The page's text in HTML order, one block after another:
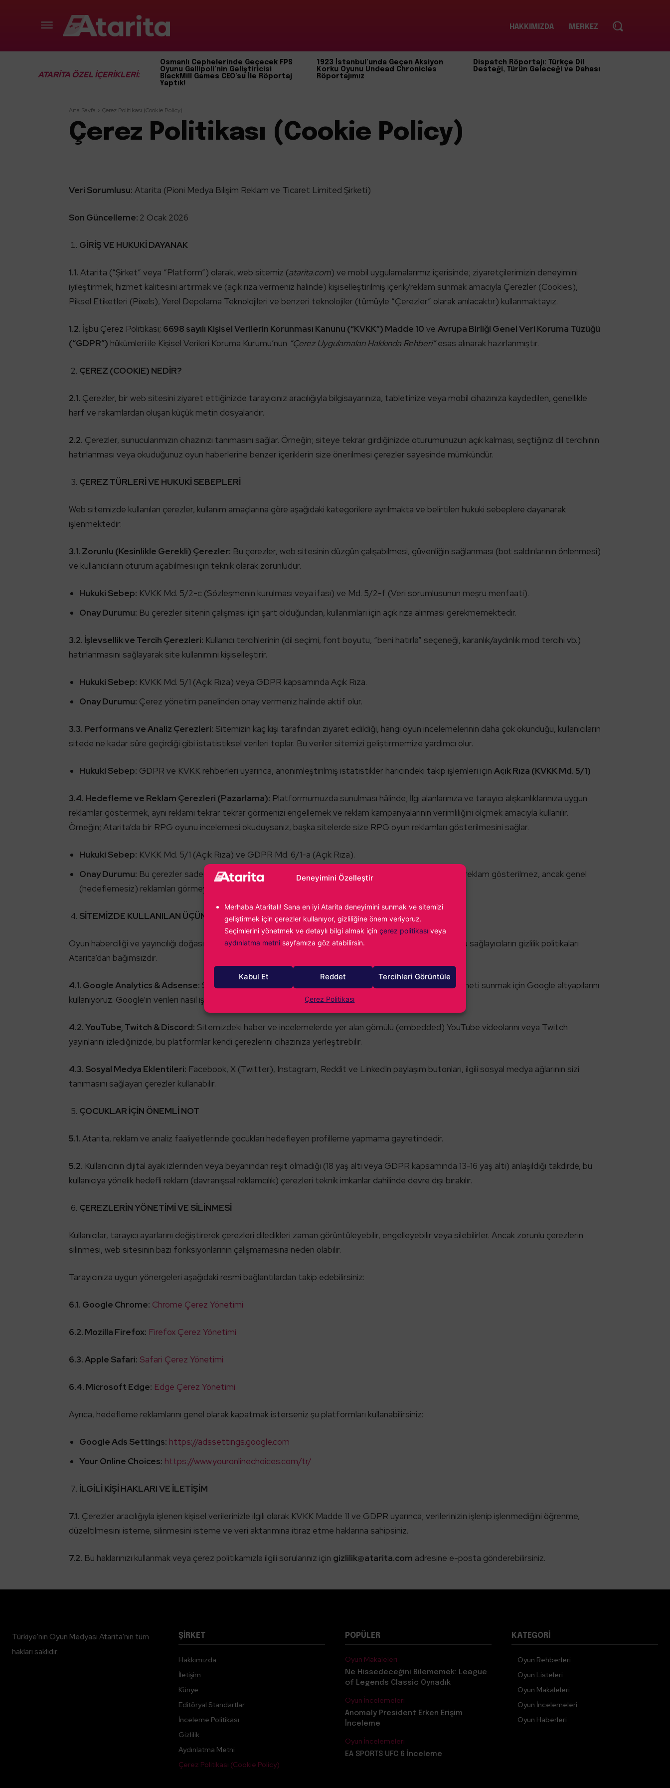
Deneyimini Özelleştir
Merhaba Ataritalı! Sana en iyi Atarita deneyimini sunmak ve sitemizi
geliştirmek için çerezler kullanıyor, gizliliğine önem veriyoruz.
Seçimlerini yönetmek ve detaylı bilgi almak için çerez politikası veya
aydınlatma metni sayfamıza göz atabilirsin.
Kabul Et Reddet Tercihleri Görüntüle
Çerez Politikası
HAKKIMIZDA MERKEZ
ATARİTA ÖZEL İÇERİKLERİ:
Osmanlı Cephelerinde Geçecek FPS
Oyunu Gallipoli’nin Geliştiricisi
BlackMill Games CEO’su İle Röportaj
Yaptık!
1923 İstanbul’unda Geçen Aksiyon
Korku Oyunu Undead Chronicles
Röportajımız
Dispatch Röportajı: Türkçe Dil
Desteği, Türün Geleceği ve Dahası
Ana Sayfa Çerez Politikası (Cookie Policy)
Çerez Politikası (Cookie Policy)
Veri Sorumlusu: Atarita (Pioni Medya Bilişim Reklam ve Ticaret Limited Şirketi)
Son Güncelleme: 2 Ocak 2026
GİRİŞ VE HUKUKİ DAYANAK
1.1. Atarita (“Şirket” veya “Platform”) olarak, web sitemiz (atarita.com) ve mobil uygulamalarımız içerisinde; ziyaretçilerimizin deneyimini
iyileştirmek, hizmet kalitesini artırmak ve (açık rıza vermeniz halinde) kişiselleştirilmiş içerik/reklam sunmak amacıyla Çerezler (Cookies),
Piksel Etiketleri (Pixels), Yerel Depolama Teknolojileri ve benzeri teknolojiler (tümüyle “Çerezler” olarak anılacaktır) kullanmaktayız.
1.2. İşbu Çerez Politikası; 6698 sayılı Kişisel Verilerin Korunması Kanunu (“KVKK”) Madde 10 ve Avrupa Birliği Genel Veri Koruma Tüzüğü
(“GDPR”) hükümleri ile Kişisel Verileri Koruma Kurumu’nun “Çerez Uygulamaları Hakkında Rehberi”esas alınarak hazırlanmıştır.
ÇEREZ (COOKIE) NEDİR?
2.1. Çerezler, bir web sitesini ziyaret ettiğinizde tarayıcınız aracılığıyla bilgisayarınıza, tabletinize veya mobil cihazınıza kaydedilen, genellikle
harf ve rakamlardan oluşan küçük metin dosyalarıdır.
2.2. Çerezler, sunucularımızın cihazınızı tanımasını sağlar. Örneğin; siteye tekrar girdiğinizde oturumunuzun açık kalması, seçtiğiniz dil tercihinin
hatırlanması veya okuduğunuz oyun haberlerine benzer içeriklerin size önerilmesi çerezler sayesinde mümkündür.
ÇEREZ TÜRLERİ VE HUKUKİ SEBEPLERİ
Web sitemizde kullanılan çerezler, kullanım amaçlarına göre aşağıdaki kategorilere ayrılmakta ve belirtilen hukuki sebeplere dayanarak
işlenmektedir:
3.1. Zorunlu (Kesinlikle Gerekli) Çerezler: Bu çerezler, web sitesinin düzgün çalışabilmesi, güvenliğin sağlanması (bot saldırılarının önlenmesi)
ve kullanıcıların oturum açabilmesi için teknik olarak zorunludur.
Hukuki Sebep: KVKK Md. 5/2-c (Sözleşmenin kurulması veya ifası) ve Md. 5/2-f (Veri sorumlusunun meşru menfaati).
Onay Durumu: Bu çerezler sitenin çalışması için şart olduğundan, kullanımları için açık rıza alınması gerekmemektedir.
3.2. İşlevsellik ve Tercih Çerezleri: Kullanıcı tercihlerinin (dil seçimi, font boyutu, “beni hatırla” seçeneği, karanlık/aydınlık mod tercihi vb.)
hatırlanmasını sağlayarak site kullanımını kişiselleştirir.
Hukuki Sebep: KVKK Md. 5/1 (Açık Rıza) veya GDPR kapsamında Açık Rıza.
Onay Durumu: Çerez yönetim panelinden onay vermeniz halinde aktif olur.
3.3. Performans ve Analiz Çerezleri: Sitemizin kaç kişi tarafından ziyaret edildiği, hangi oyun incelemelerinin daha çok okunduğu, kullanıcıların
sitede ne kadar süre geçirdiği gibi istatistiksel verileri toplar. Bu veriler sitemizi geliştirmemize yardımcı olur.
Hukuki Sebep: GDPR ve KVKK rehberleri uyarınca, anonimleştirilmiş istatistikler haricindeki takip işlemleri için Açık Rıza (KVKK Md. 5/1)
3.4. Hedefleme ve Reklam Çerezleri (Pazarlama): Platformumuzda sunulması hâlinde; İlgi alanlarınıza ve tarayıcı alışkanlıklarınıza uygun
reklamlar göstermek, aynı reklamı tekrar tekrar görmenizi engellemek ve reklam kampanyalarının verimliliğini ölçmek amacıyla kullanılır.
Örneğin; Atarita’da bir RPG oyunu incelemesi okuduysanız, başka sitelerde size RPG oyun reklamları gösterilmesini sağlar.
Hukuki Sebep: KVKK Md. 5/1 (Açık Rıza) ve GDPR Md. 6/1-a (Açık Rıza).
Onay Durumu: Bu çerezler sadece açık rıza vermeniz halinde çalıştırılır. Rızanızı vermezseniz size özel reklam gösterilmez, ancak genel
(hedeflemesiz) reklamları görmeye devam edebilirsiniz.
SİTEMİZDE KULLANILAN ÜÇÜNCÜ TARAF ÇEREZLER
Oyun haberciliği ve yayıncılığı doğası gereği, sitemizde üçüncü taraf sağlayıcılara ait çerezler bulunabilir. Bu sağlayıcıların gizlilik politikaları
Atarita’dan bağımsızdır.
4.1. Google Analytics & Adsense: Site trafiğini ölçmek, kullanıcı davranışlarını analiz etmek ve reklam hizmeti sunmak için Google altyapılarını
kullanıyoruz. Google’ın verileri nasıl işlediği hakkında detaylı bilgi için:Google Gizlilik ve Şartlar
4.2. YouTube, Twitch & Discord: Sitemizdeki haber ve incelemelerde yer alan gömülü (embedded) YouTube videolarını veya Twitch
yayınlarını izlediğinizde, bu platformlar kendi çerezlerini cihazınıza yerleştirebilir.
4.3. Sosyal Medya Eklentileri: Facebook, X (Twitter), Instagram, Reddit ve LinkedIn paylaşım butonları, ilgili sosyal medya ağlarının sizi
tanımasını sağlayan çerezler kullanabilir.
ÇOCUKLAR İÇİN ÖNEMLİ NOT
5.1. Atarita, reklam ve analiz faaliyetlerinde çocukları hedefleyen profilleme yapmama gayretindedir.
5.2. Kullanıcının dijital ayak izlerinden veya beyanından reşit olmadığı (18 yaş altı veya GDPR kapsamında 13-16 yaş altı) anlaşıldığı takdirde, bu
kullanıcıya yönelik hedefli reklam (davranışsal reklamcılık) çerezleri teknik imkanlar dahilinde devre dışı bırakılır.
ÇEREZLERİN YÖNETİMİ VE SİLİNMESİ
Kullanıcılar, tarayıcı ayarlarını değiştirerek çerezleri diledikleri zaman görüntüleyebilir, engelleyebilir veya silebilirler. Ancak zorunlu çerezlerin
silinmesi, web sitesinin bazı fonksiyonlarının çalışmamasına neden olabilir.
Tarayıcınıza uygun yönergeleri aşağıdaki resmi bağlantılardan takip edebilirsiniz:
6.1. Google Chrome: Chrome Çerez Yönetimi
6.2. Mozilla Firefox: Firefox Çerez Yönetimi
6.3. Apple Safari: Safari Çerez Yönetimi
6.4. Microsoft Edge: Edge Çerez Yönetimi
Ayrıca, hedefleme reklamlarını genel olarak kapatmak isterseniz şu platformları kullanabilirsiniz:
Google Ads Settings: https://adssettings.google.com
Your Online Choices: https://www.youronlinechoices.com/tr/
İLGİLİ KİŞİ HAKLARI VE İLETİŞİM
7.1. Çerezler aracılığıyla işlenen kişisel verilerinizle ilgili olarak KVKK Madde 11 ve GDPR uyarınca; verilerinizin işlenip işlenmediğini öğrenme,
düzeltilmesini isteme, silinmesini isteme ve veri aktarımına itiraz etme haklarına sahipsiniz.
7.2. Bu haklarınızı kullanmak veya çerez politikamızla ilgili sorularınız için gizlilik@atarita.com adresine e-posta gönderebilirsiniz.
Türkiye'nin Oyun Medyası Atarita'nın tüm
hakları saklıdır.
ŞİRKET
Hakkımızda
İletişim
Künye
Editöryal Standartlar
İnceleme Politikası
Gizlilik
Aydınlatma Metni
Çerez Politikası (Cookie Policy)
POPÜLER
Oyun Makaleleri
Ne Hissedeceğini Bilememek: League
of Legends Classic Oynadık
Oyun İncelemeleri
Anomaly President Erken Erişim
İnceleme
Oyun İncelemeleri
EA SPORTS UFC 6 İnceleme
KATEGORI
Oyun Rehberleri
Oyun Listeleri
Oyun Makaleleri
Oyun İncelemeleri
Oyun Haberleri